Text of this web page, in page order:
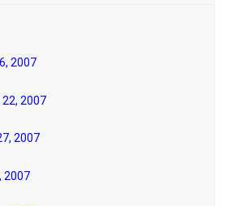
2007
22, 2007
2007
2007